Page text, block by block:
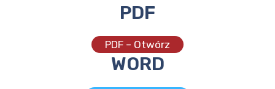
PDF
PDF – Otwórz
WORD